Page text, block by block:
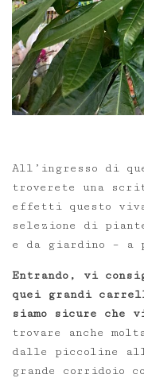
All’ingresso di
troverete una
effetti questo
selezione di
e da giardino – a
Entrando, vi
quei grandi
siamo sicure che
trovare anche
dalle piccoline
grande corridoio